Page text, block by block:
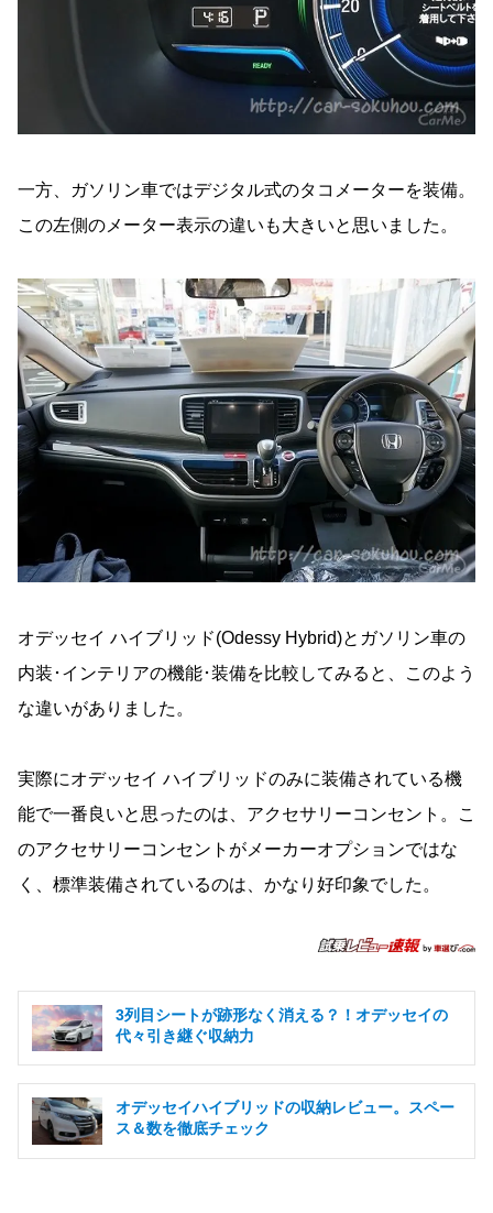
一方、ガソリン車ではデジタル式のタコメーターを装備。
この左側のメーター表示の違いも大きいと思いました。
オデッセイ ハイブリッド(Odessy Hybrid)とガソリン車の
内装･インテリアの機能･装備を比較してみると、このよう
な違いがありました。
実際にオデッセイ ハイブリッドのみに装備されている機
能で一番良いと思ったのは、アクセサリーコンセント。こ
のアクセサリーコンセントがメーカーオプションではな
く、標準装備されているのは、かなり好印象でした。
3列目シートが跡形なく消える？！オデッセイの
代々引き継ぐ収納力
オデッセイハイブリッドの収納レビュー。スペー
ス＆数を徹底チェック